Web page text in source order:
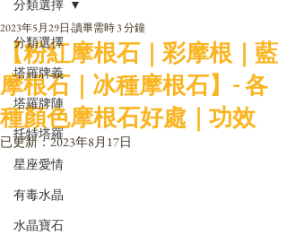
分類選擇
塔羅牌義
塔羅牌陣
托特塔羅
星座愛情
有毒水晶
水晶寶石
分類選擇
【粉紅摩根石｜彩摩根｜藍
摩根石｜冰種摩根石】- 各
種顏色摩根石好處｜功效
2023年5月29日 讀畢需時 3 分鐘
已更新：2023年8月17日